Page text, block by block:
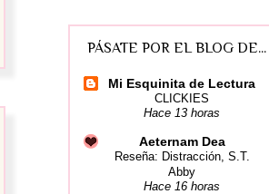
PÁSATE POR EL BLOG DE...
Mi Esquinita de Lectura
CLICKIES
Hace 13 horas
Aeternam Dea
Reseña: Distracción, S.T.
Abby
Hace 16 horas